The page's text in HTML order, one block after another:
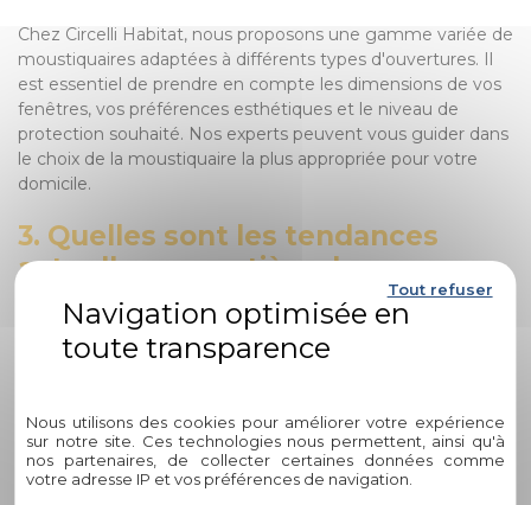
Chez Circelli Habitat, nous proposons une gamme variée de
moustiquaires adaptées à différents types d'ouvertures. Il
est essentiel de prendre en compte les dimensions de vos
fenêtres, vos préférences esthétiques et le niveau de
protection souhaité. Nos experts peuvent vous guider dans
le choix de la moustiquaire la plus appropriée pour votre
domicile.
3. Quelles sont les tendances
actuelles en matière de
moustiquaires ?
Une tendance émergente dans le domaine des
se tournent vers des solutions respectueuses de
l'environnement, offrant ainsi des produits alliant
performance et responsabilité écologique.
Nous utilisons des cookies pour améliorer votre expérience
sur notre site. Ces technologies nous permettent, ainsi qu'à
nos partenaires, de collecter certaines données comme
votre adresse IP et vos préférences de navigation.
Tout refuser